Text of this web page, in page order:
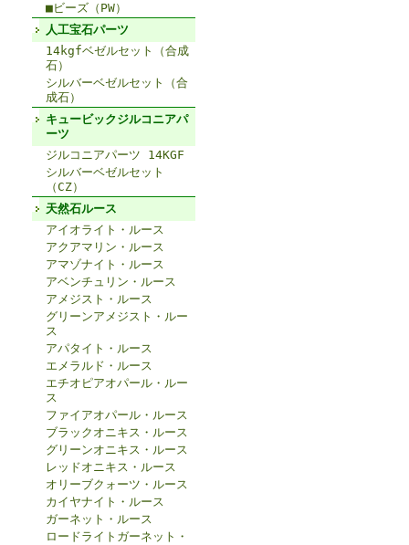
■ビーズ（PW）
人工宝石パーツ
14kgfベゼルセット（合成
石）
シルバーベゼルセット（合
成石）
キュービックジルコニアパ
ーツ
ジルコニアパーツ 14KGF
シルバーベゼルセット
（CZ）
天然石ルース
アイオライト・ルース
アクアマリン・ルース
アマゾナイト・ルース
アベンチュリン・ルース
アメジスト・ルース
グリーンアメジスト・ルー
ス
アパタイト・ルース
エメラルド・ルース
エチオピアオパール・ルー
ス
ファイアオパール・ルース
ブラックオニキス・ルース
グリーンオニキス・ルース
レッドオニキス・ルース
オリーブクォーツ・ルース
カイヤナイト・ルース
ガーネット・ルース
ロードライトガーネット・